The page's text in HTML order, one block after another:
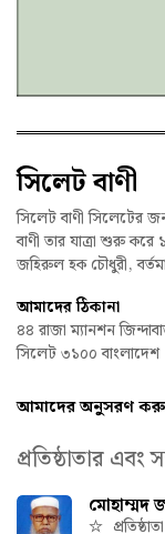
সিলেট বাণী
সিলেট বাণী সিলেটের
বাণী তার যাত্রা শুরু করে
জহিরুল হক চৌধুরী,
আমাদের ঠিকানা
৪৪ রাজা ম্যানশন
সিলেট ৩১০০ বাংলাদেশ
আমাদের অনুসরণ
প্রতিষ্ঠাতার এবং
মোহাম্মদ